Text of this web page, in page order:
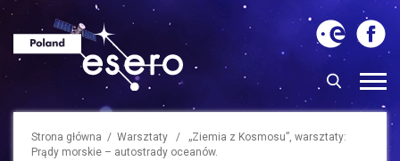
Strona główna / Warsztaty / „Ziemia z Kosmosu”, warsztaty:
Prądy morskie – autostrady oceanów.